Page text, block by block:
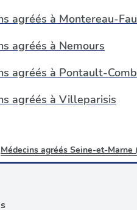
agréés à Montereau-
agréés à Nemours
agréés à Pontault-
agréés à Villeparisis
Médecins agréés Seine-et-